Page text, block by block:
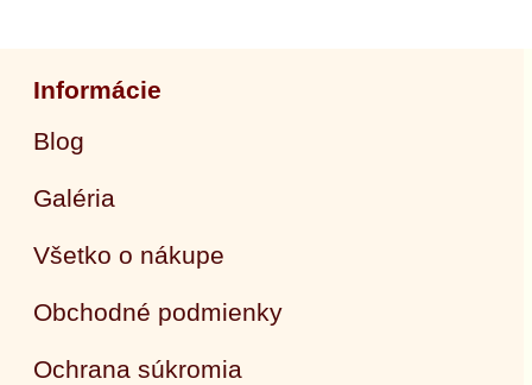
Informácie
Blog
Galéria
Všetko o nákupe
Obchodné podmienky
Ochrana súkromia